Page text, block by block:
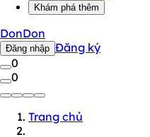
Khám phá thêm
DonDon
Đăng nhập Đăng ký
0
0
Trang chủ